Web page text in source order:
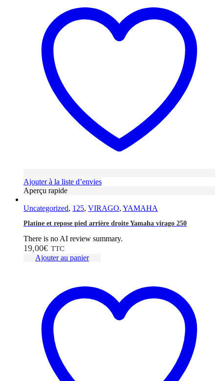
Ajouter à la liste d’envies
Aperçu rapide
Uncategorized, 125, VIRAGO, YAMAHA
Platine et repose pied arrière droite Yamaha virago 250
There is no AI review summary.
19,00€ TTC
Ajouter au panier